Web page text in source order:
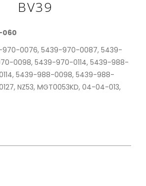
BV39
060
970-0076, 5439-970-0087, 5439-
0098, 5439-970-0114, 5439-988-
5439-988-0098, 5439-988-
NZ53, MGT0053KD, 04-04-013,